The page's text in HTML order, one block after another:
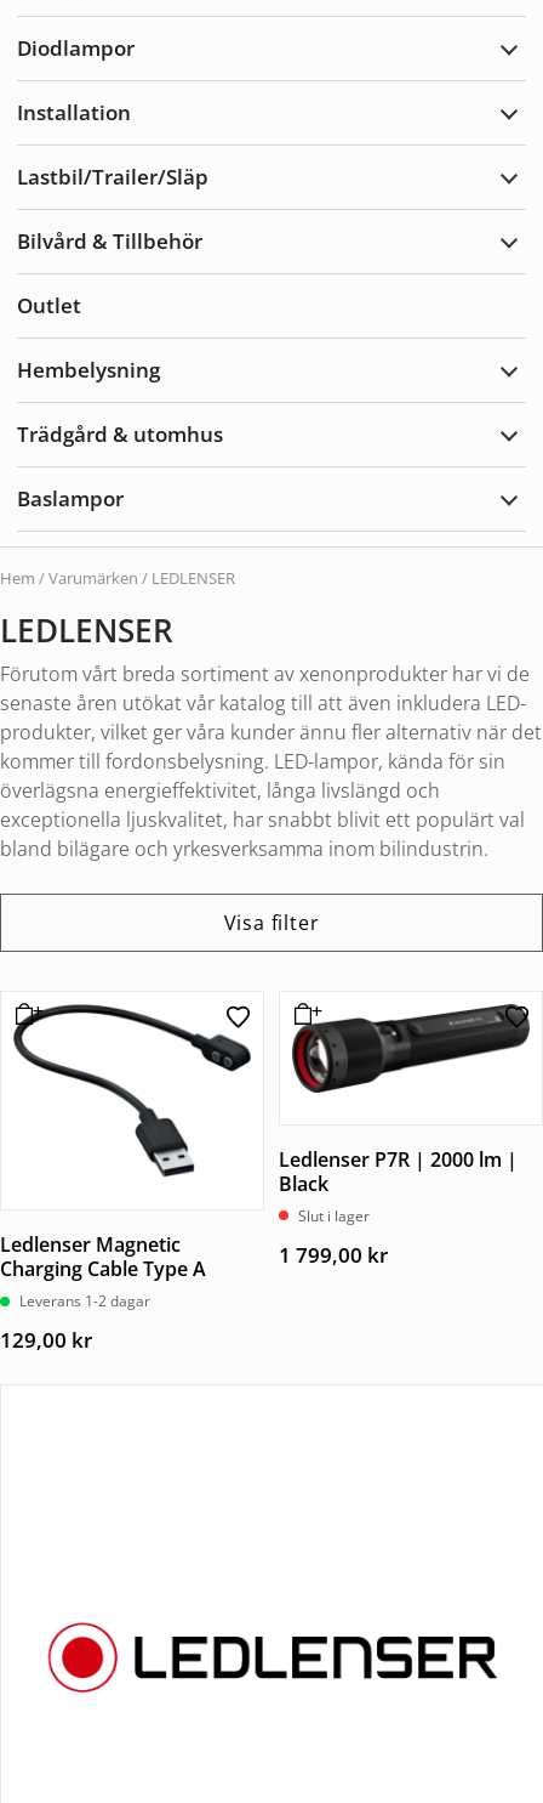
Diodlampor
Installation
Lastbil/Trailer/Släp
Bilvård & Tillbehör
Outlet
Hembelysning
Trädgård & utomhus
Baslampor
Hem / Varumärken / LEDLENSER
LEDLENSER
Förutom vårt breda sortiment av xenonprodukter har vi de
senaste åren utökat vår katalog till att även inkludera LED-
produkter, vilket ger våra kunder ännu fler alternativ när det
kommer till fordonsbelysning. LED-lampor, kända för sin
överlägsna energieffektivitet, långa livslängd och
exceptionella ljuskvalitet, har snabbt blivit ett populärt val
bland bilägare och yrkesverksamma inom bilindustrin.
Visa filter
Ledlenser Magnetic
Charging Cable Type A
Leverans 1-2 dagar
129,00 kr
Ledlenser P7R | 2000 lm |
Black
Slut i lager
1 799,00 kr